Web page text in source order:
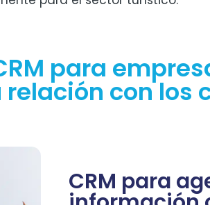
para
con los
CRM para